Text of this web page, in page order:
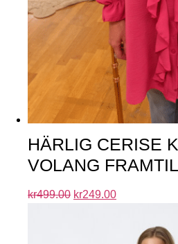
HÄRLIG CERISE
VOLANG
kr499.00 kr249.00